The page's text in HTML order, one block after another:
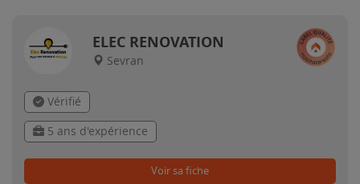
ELEC RENOVATION
Sevran
Vérifié
5 ans d'expérience
Voir sa fiche